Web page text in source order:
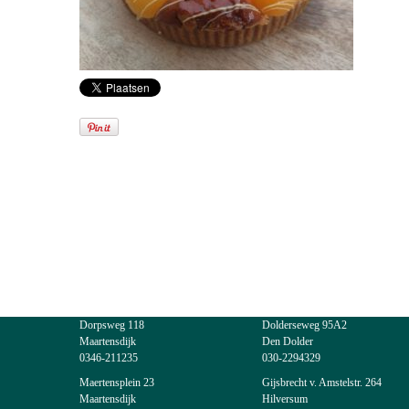
Dorpsweg 118
Maartensdijk
0346-211235
Maertensplein 23
Maartensdijk
Dolderseweg 95A2
Den Dolder
030-2294329
Gijsbrecht v. Amstelstr. 264
Hilversum